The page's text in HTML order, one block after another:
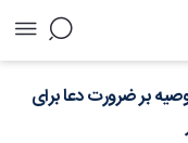
است / توصیه بر
- خبرگزاری
بر ضرورت دعا برای